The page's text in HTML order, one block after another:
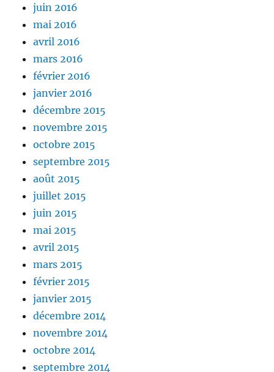
juin 2016
mai 2016
avril 2016
mars 2016
février 2016
janvier 2016
décembre 2015
novembre 2015
octobre 2015
septembre 2015
août 2015
juillet 2015
juin 2015
mai 2015
avril 2015
mars 2015
février 2015
janvier 2015
décembre 2014
novembre 2014
octobre 2014
septembre 2014